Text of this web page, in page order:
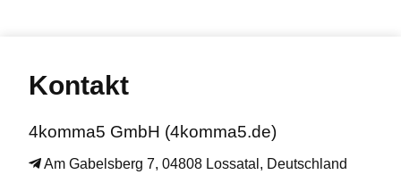
Kontakt
4komma5 GmbH (4komma5.de)
Am Gabelsberg 7, 04808 Lossatal, Deutschland